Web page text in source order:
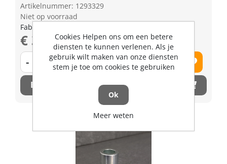
Artikelnummer: 1293329
Niet op voorraad
Fabrikant artikel nummer: K759118242
€ 3,66 excl. BTW
- +
Bestel nu!
Cookies Helpen ons om een betere
diensten te kunnen verlenen. Als je
gebruik wilt maken van onze diensten
stem je toe om cookies te gebruiken
Ok
Meer weten